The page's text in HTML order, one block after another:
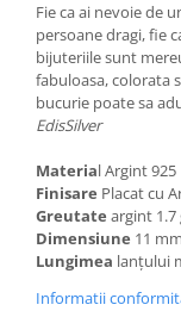
Fie ca ai nevoie de
persoane dragi, fie
bijuteriile sunt
fabuloasa, colorata
bucurie poate sa
EdisSilver
Material Argint 925
Finisare Placat cu
Greutate argint 1.7
Dimensiune 11
Lungimea lanțului
Informatii